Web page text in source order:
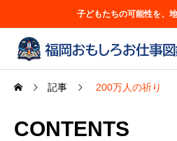
子どもたちの可能性を、
記事 200万人の祈り
CONTENTS